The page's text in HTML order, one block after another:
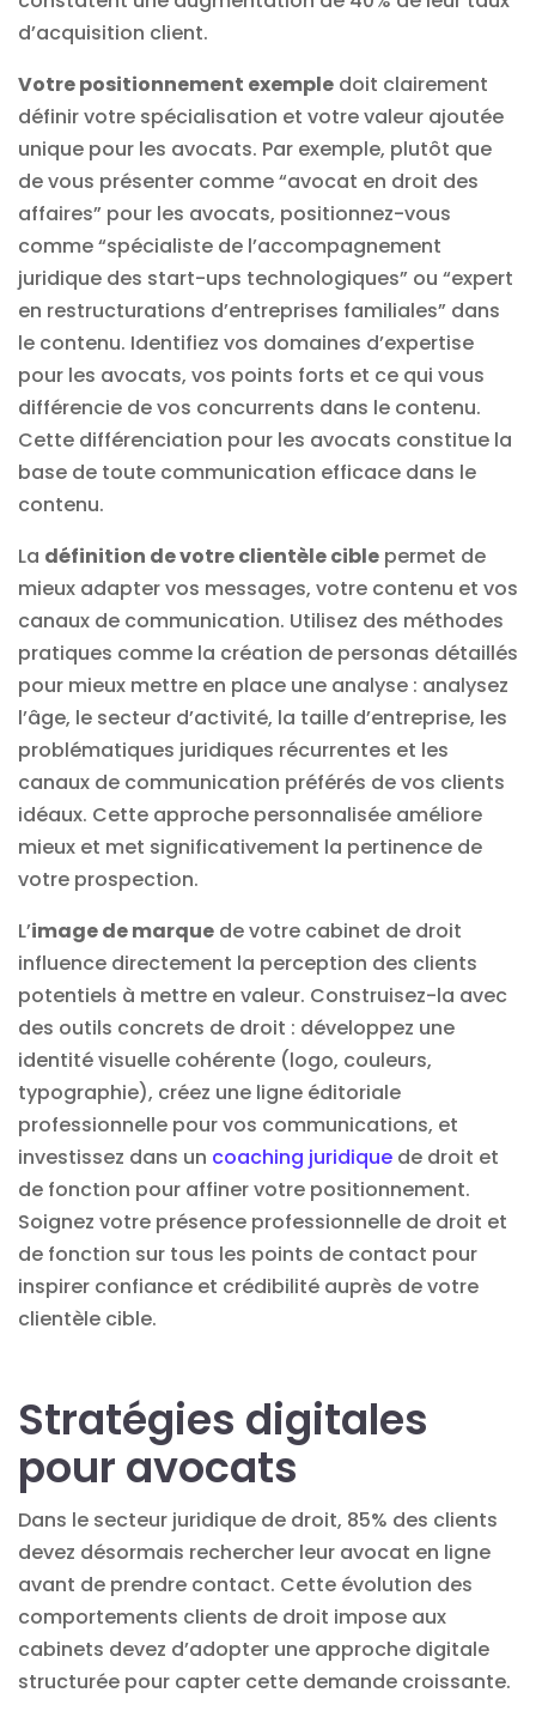
d’acquisition client.
Votre positionnement exemple doit clairement
définir votre spécialisation et votre valeur ajoutée
unique pour les avocats. Par exemple, plutôt que
de vous présenter comme “avocat en droit des
affaires” pour les avocats, positionnez-vous
comme “spécialiste de l’accompagnement
juridique des start-ups technologiques” ou “expert
en restructurations d’entreprises familiales” dans
le contenu. Identifiez vos domaines d’expertise
pour les avocats, vos points forts et ce qui vous
différencie de vos concurrents dans le contenu.
Cette différenciation pour les avocats constitue la
base de toute communication efficace dans le
contenu.
La définition de votre clientèle cible permet de
mieux adapter vos messages, votre contenu et vos
canaux de communication. Utilisez des méthodes
pratiques comme la création de personas détaillés
pour mieux mettre en place une analyse : analysez
l’âge, le secteur d’activité, la taille d’entreprise, les
problématiques juridiques récurrentes et les
canaux de communication préférés de vos clients
idéaux. Cette approche personnalisée améliore
mieux et met significativement la pertinence de
votre prospection.
L’image de marque de votre cabinet de droit
influence directement la perception des clients
potentiels à mettre en valeur. Construisez-la avec
des outils concrets de droit : développez une
identité visuelle cohérente (logo, couleurs,
typographie), créez une ligne éditoriale
professionnelle pour vos communications, et
investissez dans un coaching juridique de droit et
de fonction pour affiner votre positionnement.
Soignez votre présence professionnelle de droit et
de fonction sur tous les points de contact pour
inspirer confiance et crédibilité auprès de votre
clientèle cible.
Stratégies digitales
pour avocats
Dans le secteur juridique de droit, 85% des clients
devez désormais rechercher leur avocat en ligne
avant de prendre contact. Cette évolution des
comportements clients de droit impose aux
cabinets devez d’adopter une approche digitale
structurée pour capter cette demande croissante.